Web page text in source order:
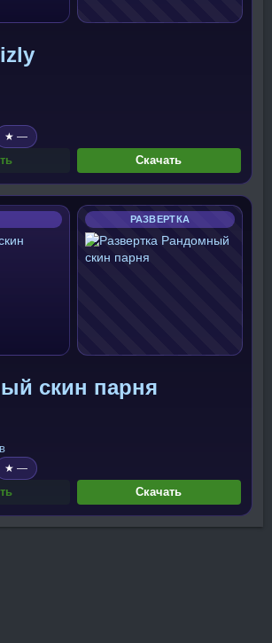
★ —
Скачать
РАЗВЕРТКА
скин парня
★ —
Скачать